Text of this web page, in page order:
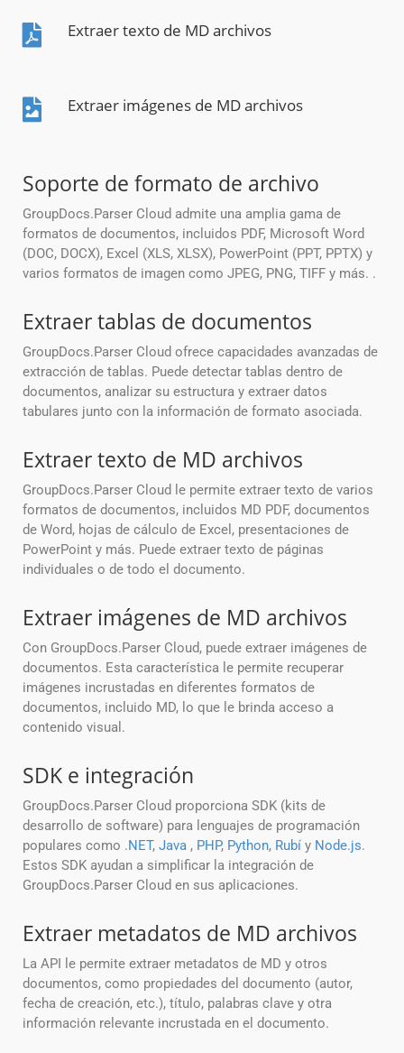
Extraer texto de MD archivos
Extraer imágenes de MD archivos
Soporte de formato de archivo
GroupDocs.Parser Cloud admite una amplia gama de
formatos de documentos, incluidos PDF, Microsoft Word
(DOC, DOCX), Excel (XLS, XLSX), PowerPoint (PPT, PPTX) y
varios formatos de imagen como JPEG, PNG, TIFF y más. .
Extraer tablas de documentos
GroupDocs.Parser Cloud ofrece capacidades avanzadas de
extracción de tablas. Puede detectar tablas dentro de
documentos, analizar su estructura y extraer datos
tabulares junto con la información de formato asociada.
Extraer texto de MD archivos
GroupDocs.Parser Cloud le permite extraer texto de varios
formatos de documentos, incluidos MD PDF, documentos
de Word, hojas de cálculo de Excel, presentaciones de
PowerPoint y más. Puede extraer texto de páginas
individuales o de todo el documento.
Extraer imágenes de MD archivos
Con GroupDocs.Parser Cloud, puede extraer imágenes de
documentos. Esta característica le permite recuperar
imágenes incrustadas en diferentes formatos de
documentos, incluido MD, lo que le brinda acceso a
contenido visual.
SDK e integración
GroupDocs.Parser Cloud proporciona SDK (kits de
desarrollo de software) para lenguajes de programación
populares como .NET, Java , PHP, Python, Rubí y Node.js.
Estos SDK ayudan a simplificar la integración de
GroupDocs.Parser Cloud en sus aplicaciones.
Extraer metadatos de MD archivos
La API le permite extraer metadatos de MD y otros
documentos, como propiedades del documento (autor,
fecha de creación, etc.), título, palabras clave y otra
información relevante incrustada en el documento.